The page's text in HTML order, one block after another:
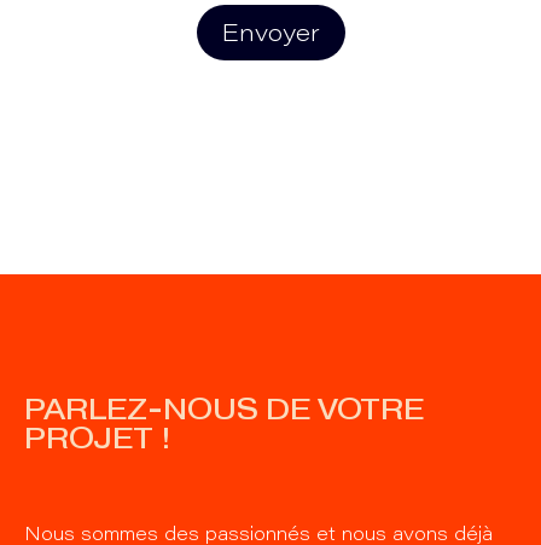
Envoyer
PARLEZ-NOUS DE VOTRE
PROJET !
Nous sommes des passionnés et nous avons déjà